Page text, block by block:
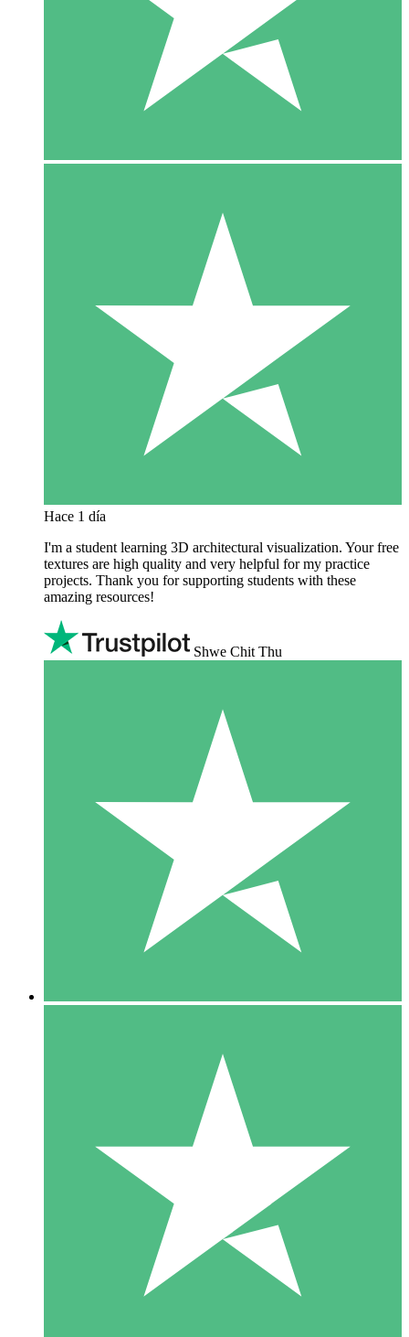
Hace 1 día
I'm a student learning 3D architectural visualization. Your free
textures are high quality and very helpful for my practice
projects. Thank you for supporting students with these
amazing resources!
Shwe Chit Thu